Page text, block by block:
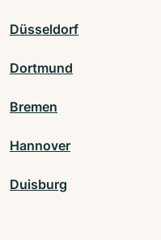
Düsseldorf
Dortmund
Bremen
Hannover
Duisburg